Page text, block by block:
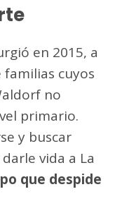
en 2015, a
cuyos
no
primario.
y buscar
vida a La
que despide